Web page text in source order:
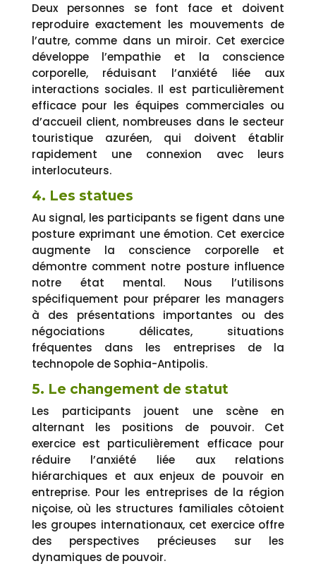
Deux personnes se font face et doivent
reproduire exactement les mouvements de
l’autre, comme dans un miroir. Cet exercice
développe l’empathie et la conscience
corporelle, réduisant l’anxiété liée aux
interactions sociales. Il est particulièrement
efficace pour les équipes commerciales ou
d’accueil client, nombreuses dans le secteur
touristique azuréen, qui doivent établir
rapidement une connexion avec leurs
interlocuteurs.
4. Les statues
Au signal, les participants se figent dans une
posture exprimant une émotion. Cet exercice
augmente la conscience corporelle et
démontre comment notre posture influence
notre état mental. Nous l’utilisons
spécifiquement pour préparer les managers
à des présentations importantes ou des
négociations délicates, situations
fréquentes dans les entreprises de la
technopole de Sophia-Antipolis.
5. Le changement de statut
Les participants jouent une scène en
alternant les positions de pouvoir. Cet
exercice est particulièrement efficace pour
réduire l’anxiété liée aux relations
hiérarchiques et aux enjeux de pouvoir en
entreprise. Pour les entreprises de la région
niçoise, où les structures familiales côtoient
les groupes internationaux, cet exercice offre
des perspectives précieuses sur les
dynamiques de pouvoir.